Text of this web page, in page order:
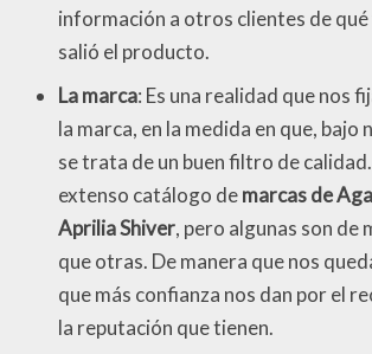
información a otros clientes de qué
salió el producto.
La marca: Es una realidad que nos
la marca, en la medida en que,
se trata de un buen filtro de
extenso catálogo demarcas de
Aprilia Shiver, pero algunas son de
que otras. De manera que nos
que más confianza nos dan por el
la reputación que tienen.